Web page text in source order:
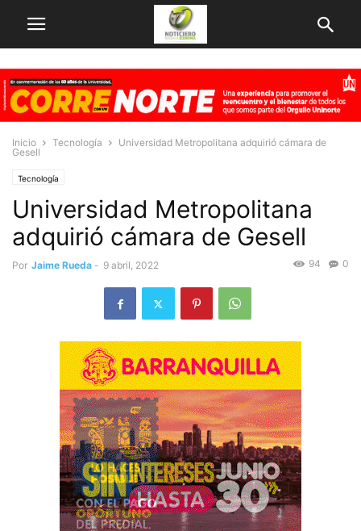
Inicio Tecnología
Universidad Metropolitana adquirió cámara de
Gesell
Tecnología
Universidad Metropolitana
adquirió cámara de Gesell
Por Jaime Rueda - 9 abril, 2022 0
94